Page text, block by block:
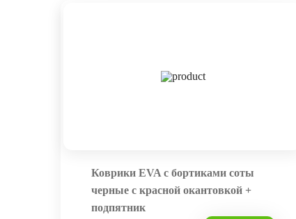
Коврики EVA с бортиками соты
черные с красной окантовкой +
подпятник